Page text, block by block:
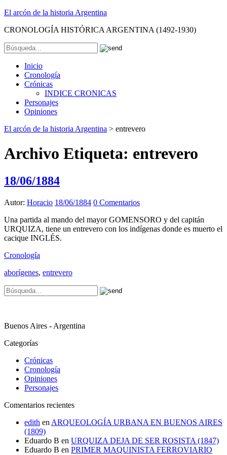
El arcón de la historia Argentina
CRONOLOGÍA HISTÓRICA ARGENTINA (1492-1930)
Inicio
Cronología
Crónicas
INDICE CRONICAS
Personajes
Opiniones
El arcón de la historia Argentina > entrevero
Archivo Etiqueta: entrevero
18/06/1884
Autor: Horacio 18/06/1884 0 Comentarios
Una partida al mando del mayor GOMENSORO y del capitán
URQUIZA, tiene un entrevero con los indígenas donde es muerto el
cacique INGLÉS.
Cronología
aborígenes, entrevero
Buenos Aires - Argentina
Categorías
Crónicas
Cronología
Opiniones
Personajes
Comentarios recientes
edith en ARQUEOLOGÍA URBANA EN BUENOS AIRES
(1809)
Eduardo B en URQUIZA DEJA DE SER ROSISTA (1847)
Eduardo B en PRIMER MAQUINISTA FERROVIARIO